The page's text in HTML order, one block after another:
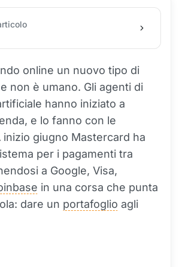
online un nuovo tipo di
non è umano. Gli agenti di
hanno iniziato a
e lo fanno con le
inizio giugno Mastercard ha
per i pagamenti tra
a Google, Visa,
in una corsa che punta
dare un portafoglio agli